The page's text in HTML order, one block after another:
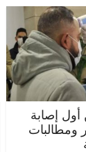
أول إصابة
ومطالبات